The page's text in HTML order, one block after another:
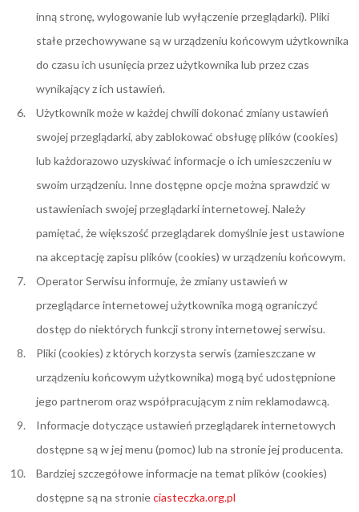
inną stronę, wylogowanie lub wyłączenie przeglądarki). Pliki
stałe przechowywane są w urządzeniu końcowym użytkownika
do czasu ich usunięcia przez użytkownika lub przez czas
wynikający z ich ustawień.
Użytkownik może w każdej chwili dokonać zmiany ustawień
swojej przeglądarki, aby zablokować obsługę plików (cookies)
lub każdorazowo uzyskiwać informacje o ich umieszczeniu w
swoim urządzeniu. Inne dostępne opcje można sprawdzić w
ustawieniach swojej przeglądarki internetowej. Należy
pamiętać, że większość przeglądarek domyślnie jest ustawione
na akceptację zapisu plików (cookies) w urządzeniu końcowym.
Operator Serwisu informuje, że zmiany ustawień w
przeglądarce internetowej użytkownika mogą ograniczyć
dostęp do niektórych funkcji strony internetowej serwisu.
Pliki (cookies) z których korzysta serwis (zamieszczane w
urządzeniu końcowym użytkownika) mogą być udostępnione
jego partnerom oraz współpracującym z nim reklamodawcą.
Informacje dotyczące ustawień przeglądarek internetowych
dostępne są w jej menu (pomoc) lub na stronie jej producenta.
Bardziej szczegółowe informacje na temat plików (cookies)
dostępne są na stronieciasteczka.org.pl